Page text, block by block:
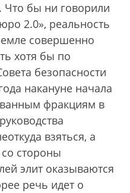
Что бы ни говорили
2.0», реальность
совершенно
хотя бы по
безопасности
накануне начала
фракциям в
взяться, а
стороны
элит оказываются
речь идет о